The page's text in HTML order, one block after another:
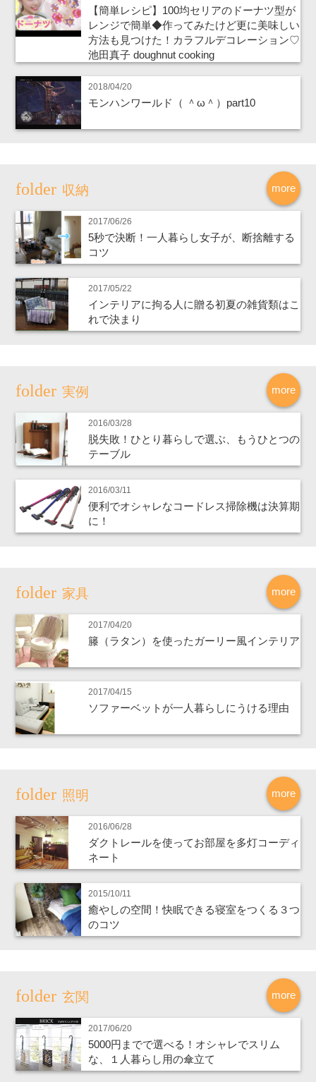
【簡単レシピ】100均セリアのドーナツ型が
レンジで簡単◆作ってみたけど更に美味しい
方法も見つけた！カラフルデコレーション♡
池田真子 doughnut cooking
2018/04/20
モンハンワールド（ ＾ω＾）part10
more
収納
2017/06/26
5秒で決断！一人暮らし女子が、断捨離する
コツ
2017/05/22
インテリアに拘る人に贈る初夏の雑貨類はこ
れで決まり
more
実例
2016/03/28
脱失敗！ひとり暮らしで選ぶ、もうひとつの
テーブル
2016/03/11
便利でオシャレなコードレス掃除機は決算期
に！
more
家具
2017/04/20
籐（ラタン）を使ったガーリー風インテリア
2017/04/15
ソファーベットが一人暮らしにうける理由
more
照明
2016/06/28
ダクトレールを使ってお部屋を多灯コーディ
ネート
2015/10/11
癒やしの空間！快眠できる寝室をつくる３つ
のコツ
more
玄関
2017/06/20
5000円までで選べる！オシャレでスリム
な、１人暮らし用の傘立て